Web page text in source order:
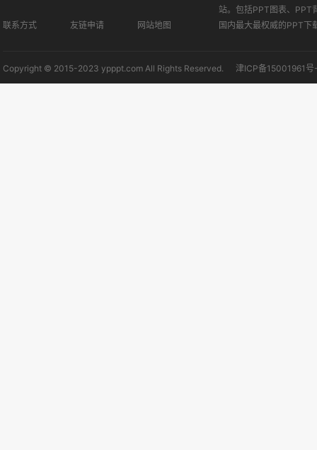
联系方式 友链申请 网站地图
站。包括PPT图表、PPT
国内最大最权威的PPT下
Copyright © 2015-2023 ypppt.com All Rights Reserved. 津ICP备15001961号